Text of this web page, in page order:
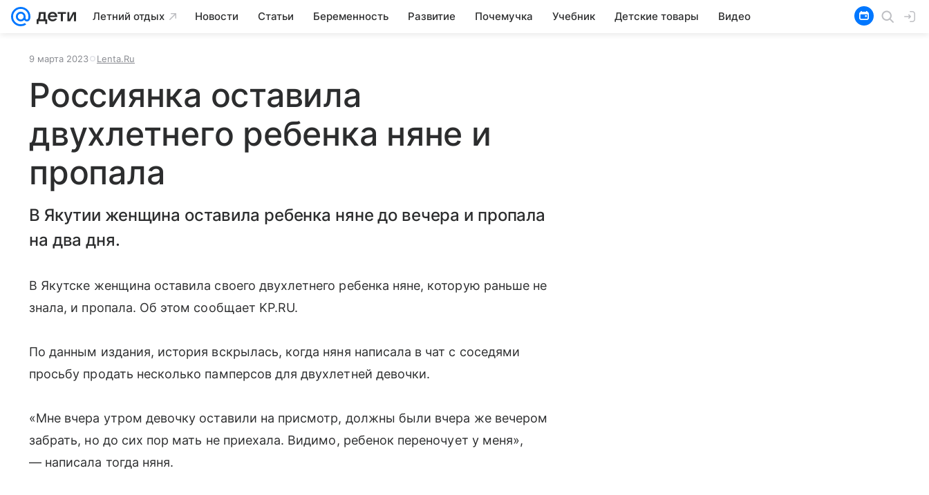
Летний отдых Новости Статьи Беременность Развитие Почемучка Учебник Детские товары Видео
9 марта 2023 Lenta.Ru
Россиянка оставила
двухлетнего ребенка няне и
пропала
В Якутии женщина оставила ребенка няне до вечера и пропала
на два дня.
В Якутске женщина оставила своего двухлетнего ребенка няне, которую раньше не
знала, и пропала. Об этом сообщает KP.RU.
По данным издания, история вскрылась, когда няня написала в чат с соседями
просьбу продать несколько памперсов для двухлетней девочки.
«Мне вчера утром девочку оставили на присмотр, должны были вчера же вечером
забрать, но до сих пор мать не приехала. Видимо, ребенок переночует у меня»,
— написала тогда няня.